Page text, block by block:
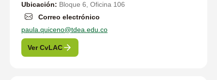
Ubicación: Bloque 6, Oficina 106
Correo electrónico
paula.quiceno@tdea.edu.co
Ver CvLAC